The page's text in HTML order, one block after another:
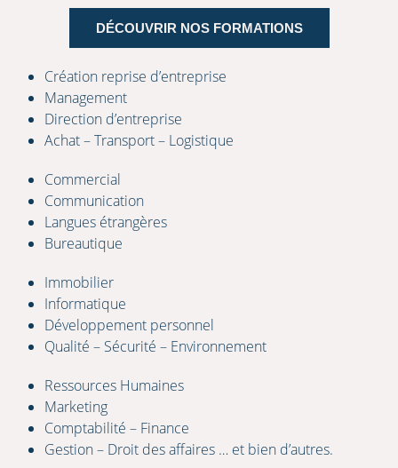
DÉCOUVRIR NOS FORMATIONS
Création reprise d’entreprise
Management
Direction d’entreprise
Achat – Transport – Logistique
Commercial
Communication
Langues étrangères
Bureautique
Immobilier
Informatique
Développement personnel
Qualité – Sécurité – Environnement
Ressources Humaines
Marketing
Comptabilité – Finance
Gestion – Droit des affaires … et bien d’autres.